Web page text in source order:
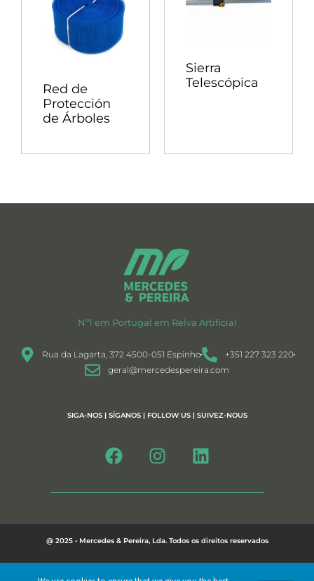
Red de
Protección
de Árboles
Sierra
Telescópica
Nº1 em Portugal em Relva Artificial
Rua da Lagarta, 372 4500-051 Espinho
+351 227 323 220
geral@mercedespereira.com
SIGA-NOS | SÍGANOS | FOLLOW US | SUIVEZ-NOUS
@ 2025 • Mercedes & Pereira, Lda. Todos os direitos reservados